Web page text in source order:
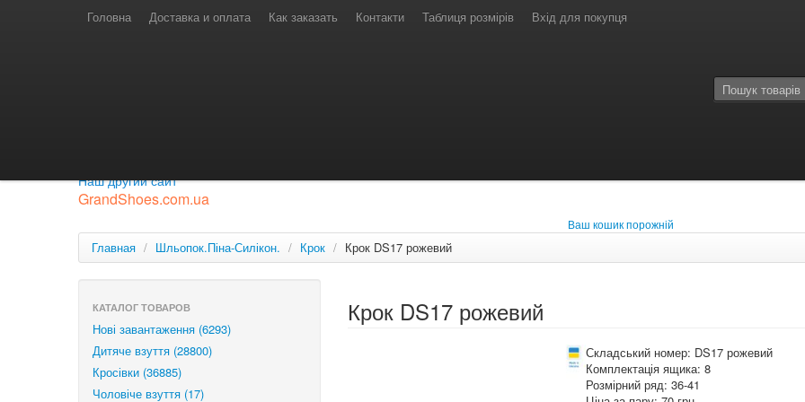
Головна Доставка и оплата Как заказать Контакти Таблиця розмірів Вхід для покупця
Лайф: (063) 527-76-88 МТС: (050) 967-41-33
Наш другий сайт
GrandShoes.com.ua
Ваш кошик порожній
Главная / Шльопок.Піна-Силікон. / Крок / Крок DS17 рожевий
КАТАЛОГ ТОВАРОВ
Нові завантаження (6293)
Дитяче взуття (28800)
Кросівки (36885)
Чоловіче взуття (17)
Крок DS17 рожевий
Складський номер: DS17 рожевий
Комплектація ящика: 8
Розмірний ряд: 36-41